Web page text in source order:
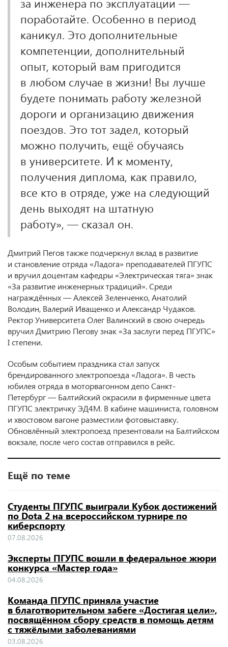
поработайте. Особенно в период
каникул. Это дополнительные
компетенции, дополнительный
опыт, который вам пригодится
в любом случае в жизни! Вы лучше
будете понимать работу железной
дороги и организацию движения
поездов. Это тот задел, который
можно получить, ещё обучаясь
в университете. И к моменту,
получения диплома, как правило,
все кто в отряде, уже на следующий
день выходят на штатную
работу», — сказал он.
Дмитрий Пегов также подчеркнул вклад в развитие
и становление отряда «Ладога» преподавателей ПГУПС
и вручил доцентам кафедры «Электрическая тяга» знак
«За развитие инженерных традиций». Среди
награждённых — Алексей Зеленченко, Анатолий
Володин, Валерий Иващенко и Александр Чудаков.
Ректор Университета Олег Валинский в свою очередь
вручил Дмитрию Пегову знак «За заслуги перед ПГУПС»
I степени.
Особым событием праздника стал запуск
брендированного электропоезда «Ладога». В честь
юбилея отряда в моторвагонном депо Санкт-
Петербург — Балтийский окрасили в фирменные цвета
ПГУПС электричку ЭД4М. В кабине машиниста, головном
и хвостовом вагоне разместили фотовыставку.
Обновлённый электропоезд презентовали на Балтийском
вокзале, после чего состав отправился в рейс.
Ещё по теме
Студенты ПГУПС выиграли Кубок достижений
по Dota 2 на всероссийском турнире по
киберспорту
07.08.2026
Эксперты ПГУПС вошли в федеральное жюри
конкурса «Мастер года»
04.08.2026
Команда ПГУПС приняла участие
в благотворительном забеге «Достигая цели»,
посвящённом сбору средств в помощь детям
с тяжёлыми заболеваниями
03.08.2026